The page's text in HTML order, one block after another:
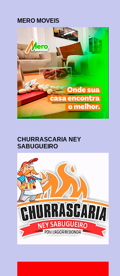
MERO MOVEIS
CHURRASCARIA NEY
SABUGUEIRO